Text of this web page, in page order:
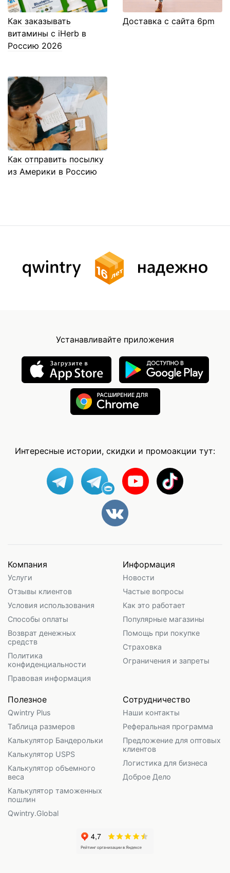
Как заказывать
витамины с iHerb в
Россию 2026
Доставка с сайта 6pm
Как отправить посылку
из Америки в Россию
Устанавливайте приложения
Интересные истории, скидки и промоакции тут:
Компания
Услуги
Отзывы клиентов
Условия использования
Способы оплаты
Возврат денежных
средств
Политика
конфиденциальности
Правовая информация
Информация
Новости
Частые вопросы
Как это работает
Популярные магазины
Помощь при покупке
Страховка
Ограничения и запреты
Полезное
Qwintry Plus
Таблица размеров
Калькулятор Бандерольки
Калькулятор USPS
Калькулятор объемного
веса
Калькулятор таможенных
пошлин
Qwintry.Global
Сотрудничество
Наши контакты
Реферальная программа
Предложение для оптовых
клиентов
Логистика для бизнеса
Доброе Дело